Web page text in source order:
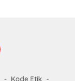
Kode Etik